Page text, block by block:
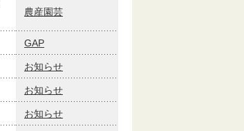
農産園芸
GAP
お知らせ
お知らせ
お知らせ